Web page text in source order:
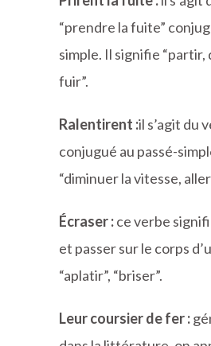
“prendre la fuite”
simple. Il signifie
fuir”.
Ralentirent :il s’agit du
conjugué au passé-
“diminuer la vitesse,
Écraser:ce verbe
et passer sur le corps
“aplatir”, “briser”.
Leur coursier de fer :